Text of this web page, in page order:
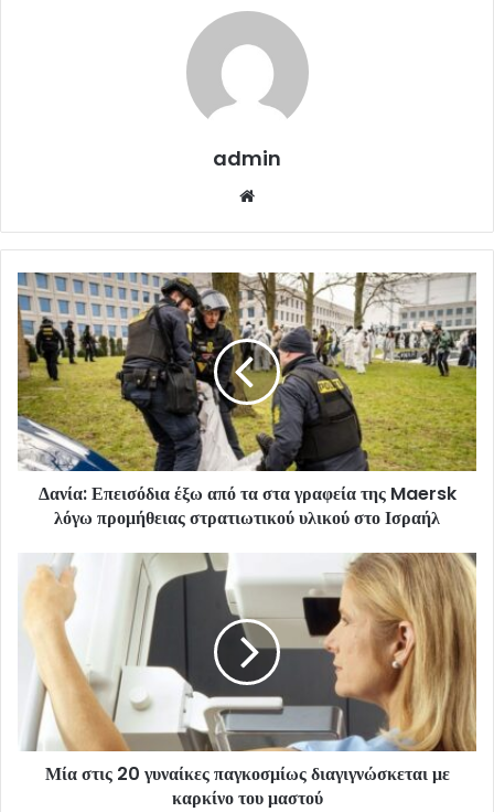
admin
Δανία: Επεισόδια έξω από τα στα γραφεία της Maersk
λόγω προμήθειας στρατιωτικού υλικού στο Ισραήλ
Μία στις 20 γυναίκες παγκοσμίως διαγιγνώσκεται με
καρκίνο του μαστού